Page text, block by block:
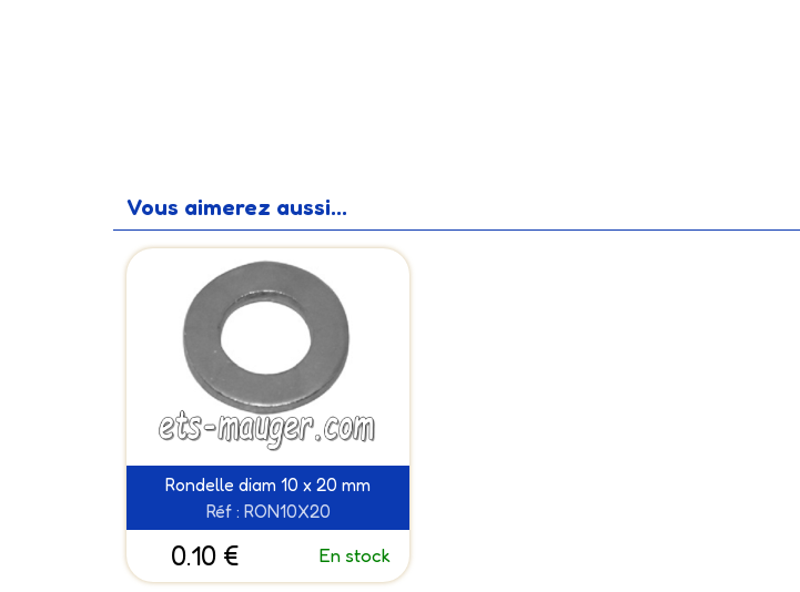
Vous aimerez aussi...
Rondelle diam 10 x 20 mm
Réf : RON10X20
0.10 € En stock